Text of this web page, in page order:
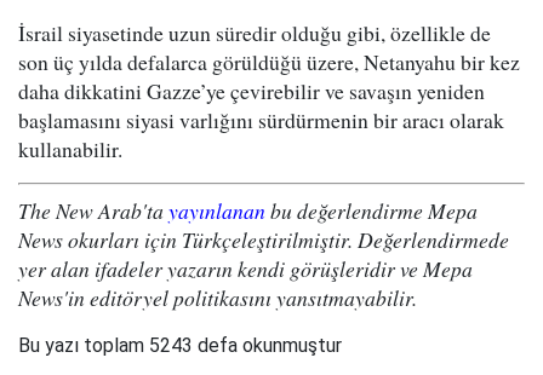
İsrail siyasetinde uzun süredir olduğu gibi, özellikle de
son üç yılda defalarca görüldüğü üzere, Netanyahu bir kez
daha dikkatini Gazze’ye çevirebilir ve savaşın yeniden
başlamasını siyasi varlığını sürdürmenin bir aracı olarak
kullanabilir.
The New Arab'ta yayınlanan bu değerlendirme Mepa
News okurları için Türkçeleştirilmiştir. Değerlendirmede
yer alan ifadeler yazarın kendi görüşleridir ve Mepa
News'in editöryel politikasını yansıtmayabilir.
Bu yazı toplam 5243 defa okunmuştur